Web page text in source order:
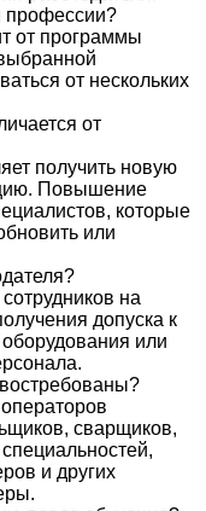
профессии?
от программы
от нескольких
от
получить новую
Повышение
которые
или
на
допуска к
или
сварщиков,
и других